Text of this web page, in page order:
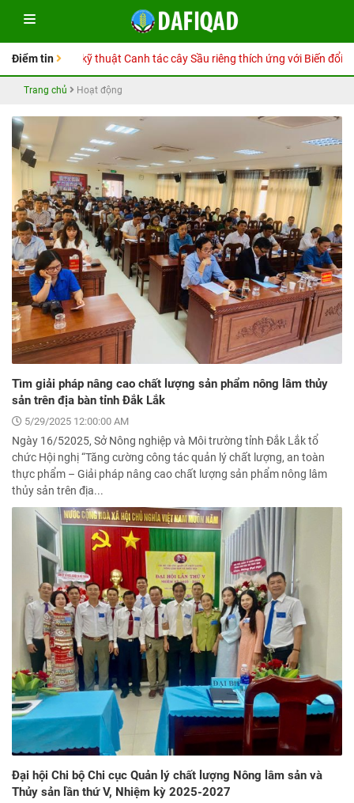
Điểm tin
Hướng dẫn kỹ thuật Canh tác cây Sầu riêng thích ứng với Biến đổi khí
Trang chủ Hoạt động
Tìm giải pháp nâng cao chất lượng sản phẩm nông lâm thủy
sản trên địa bàn tỉnh Đắk Lắk
5/29/2025 12:00:00 AM
Ngày 16/52025, Sở Nông nghiệp và Môi trường tỉnh Đắk Lắk tổ
chức Hội nghị “Tăng cường công tác quản lý chất lượng, an toàn
thực phẩm – Giải pháp nâng cao chất lượng sản phẩm nông lâm
thủy sản trên địa...
Đại hội Chi bộ Chi cục Quản lý chất lượng Nông lâm sản và
Thủy sản lần thứ V, Nhiệm kỳ 2025-2027